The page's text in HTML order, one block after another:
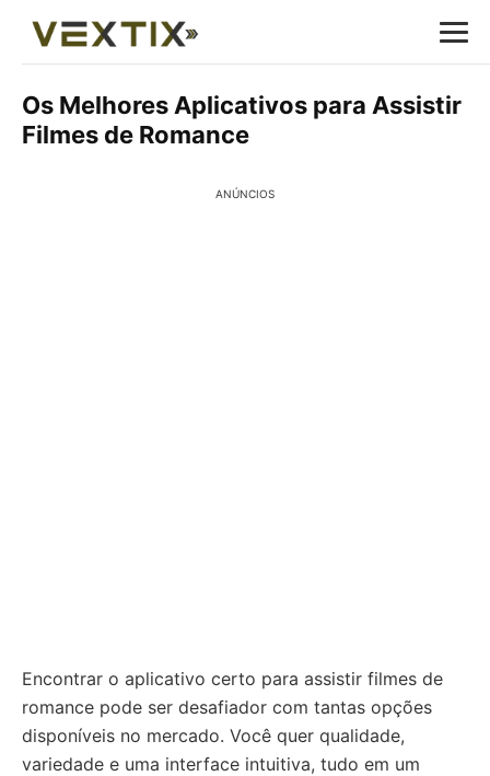
Os Melhores Aplicativos para Assistir
Filmes de Romance
ANÚNCIOS
Encontrar o aplicativo certo para assistir filmes de
romance pode ser desafiador com tantas opções
disponíveis no mercado. Você quer qualidade,
variedade e uma interface intuitiva, tudo em um